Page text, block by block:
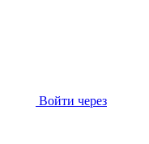
Войти через